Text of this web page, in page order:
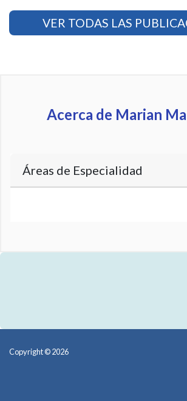
VER TODAS LAS
Acerca de Marian
Áreas de Especialidad
Copyright © 2026